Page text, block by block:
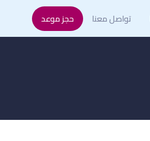
تواصل معنا حجز موعد